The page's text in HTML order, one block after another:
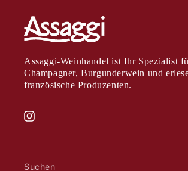
Assaggi-Weinhandel ist Ihr Spezialist
Champagner, Burgunderwein und
französische Produzenten.
Instagram
Suchen